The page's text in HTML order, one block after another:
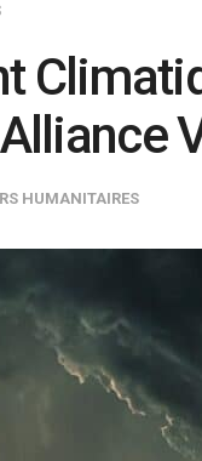
HUMANITAIRES